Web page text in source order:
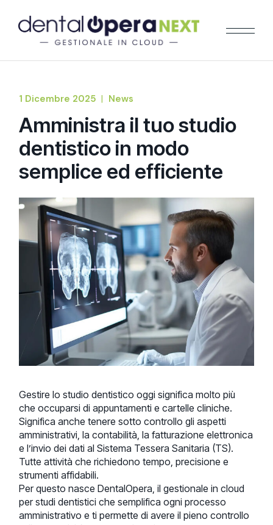
1 Dicembre 2025 News
Amministra il tuo studio
dentistico in modo
semplice ed efficiente
Gestire lo studio dentistico oggi significa molto più
che occuparsi di appuntamenti e cartelle cliniche.
Significa anche tenere sotto controllo gli aspetti
amministrativi, la contabilità, la fatturazione elettronica
e l’invio dei dati al Sistema Tessera Sanitaria (TS).
Tutte attività che richiedono tempo, precisione e
strumenti affidabili.
Per questo nasce DentalOpera, il gestionale in cloud
per studi dentistici che semplifica ogni processo
amministrativo e ti permette di avere il pieno controllo